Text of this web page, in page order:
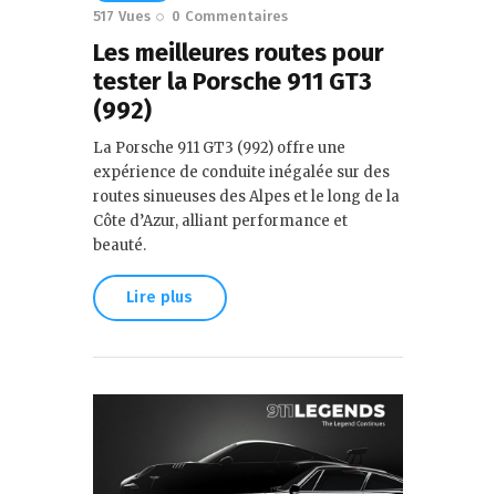
517 Vues 0 Commentaires
Les meilleures routes pour
tester la Porsche 911 GT3
(992)
La Porsche 911 GT3 (992) offre une
expérience de conduite inégalée sur des
routes sinueuses des Alpes et le long de la
Côte d’Azur, alliant performance et
beauté.
Lire plus